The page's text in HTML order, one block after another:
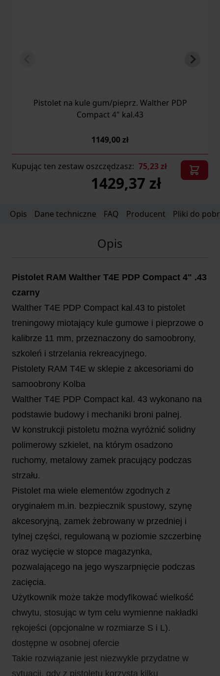
Pistolet na kule gum/pieprz. Walther PDP
Compact 4" kal.43
1149,00 zł
Kupując ten zestaw oszczędzasz: 75,23 zł
1429,37 zł
Opis Dane techniczne FAQ Producent Pliki do
Opis
Pistolet RAM Walther T4E PDP Compact 4" .43
czarny
Walther T4E PDP Compact kal.43 to pistolet
treningowy miotający kule gumowe i pieprzowe o
kalibrze 11 mm, przeznaczony do samoobrony,
szkoleń i strzelania rekreacyjnego.
Pistolety RAM T4E w sklepie z akcesoriami do
samoobrony Kolba
Walther T4E PDP Compact kal. 43 wykonano na
podstawie budowy i mechaniki broni palnej.
W konstrukcji pistoletu można wyróżnić solidny
polimerowy szkielet, na którym osadzono
ruchomy, metalowy zamek pracujący podczas
strzału.
Pistolet ma wiele elementów zgodnych z
oryginałem m.in. bezpiecznik spustowy, szynę
akcesoryjną, zamek żebrowany w przedniej i
tylnej części, regulowaną w poziomie szczerbinę
oraz wycięcie w stopce magazynka,
pozwalającego na jego wyszarpnięcie podczas
zacięcia.
Użytkownik może także modyfikować wielkość
chwytu, stosując w tym celu wymienne nakładki
rękojeści (opcjonalne w rozmiarze S i L).
dostępne w osobnej ofercie
Takie rozwiązanie jest niezwykle przydatne w
sytuacji, gdy z pistoletu korzysta kilku